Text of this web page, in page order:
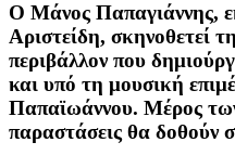
Ο Μάνος Παπαγιάννης,
Αριστείδη, σκηνοθετεί
περιβάλλον που
και υπό τη μουσική
Παπαϊωάννου. Μέρος
παραστάσεις θα δοθούν